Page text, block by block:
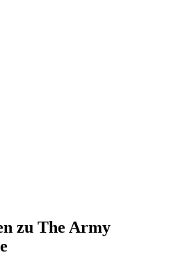
zu The Army